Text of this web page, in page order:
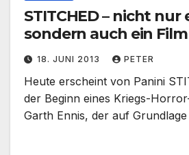
STITCHED – nicht nur
sondern auch ein Film
18. JUNI 2013 PETER
Heute erscheint von Panini
der Beginn eines Kriegs-
Garth Ennis, der auf